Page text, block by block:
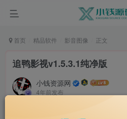
首页 精品软件 影音图像 正文
追鸭影视v1.5.3.1纯净版
小钱资源网
4年前发布